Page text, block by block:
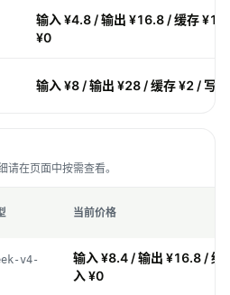
输入 ¥4.8 / 输出 ¥16.8 / 缓存
¥0
输入 ¥8 / 输出 ¥28 / 缓存 ¥2 / 写
请在页面中按需查看。
当前价格
v4-
输入 ¥8.4 / 输出 ¥16.8 / 缓
入 ¥0